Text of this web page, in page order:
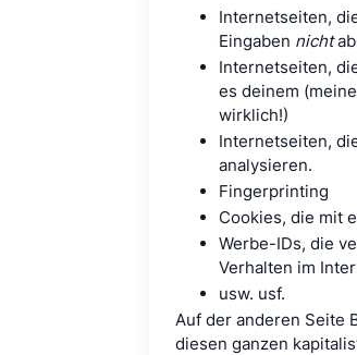
Internetseiten,
Eingaben nicht
Internetseiten,
es deinem
wirklich!)
Internetseiten,
analysieren.
Fingerprinting
Cookies, die mit
Werbe-IDs, die
Verhalten im
usw. usf.
Auf der anderen Seite
diesen ganzen